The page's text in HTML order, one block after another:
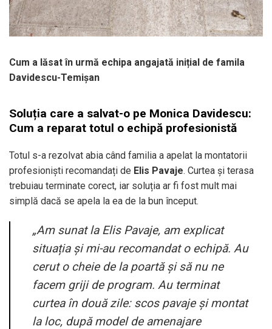
Cum a lăsat în urmă echipa angajată inițial de famila
Davidescu-Temișan
Soluția care a salvat-o pe Monica Davidescu:
Cum a reparat totul o echipă profesionistă
Totul s-a rezolvat abia când familia a apelat la montatorii
profesioniști recomandați de Elis Pavaje. Curtea și terasa
trebuiau terminate corect, iar soluția ar fi fost mult mai
simplă dacă se apela la ea de la bun început.
„Am sunat la Elis Pavaje, am explicat
situația și mi-au recomandat o echipă. Au
cerut o cheie de la poartă și să nu ne
facem griji de program. Au terminat
curtea în două zile: scos pavaje și montat
la loc, după model de amenajare